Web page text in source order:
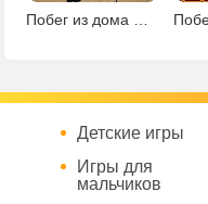
Детские игры
Игры для
мальчиков